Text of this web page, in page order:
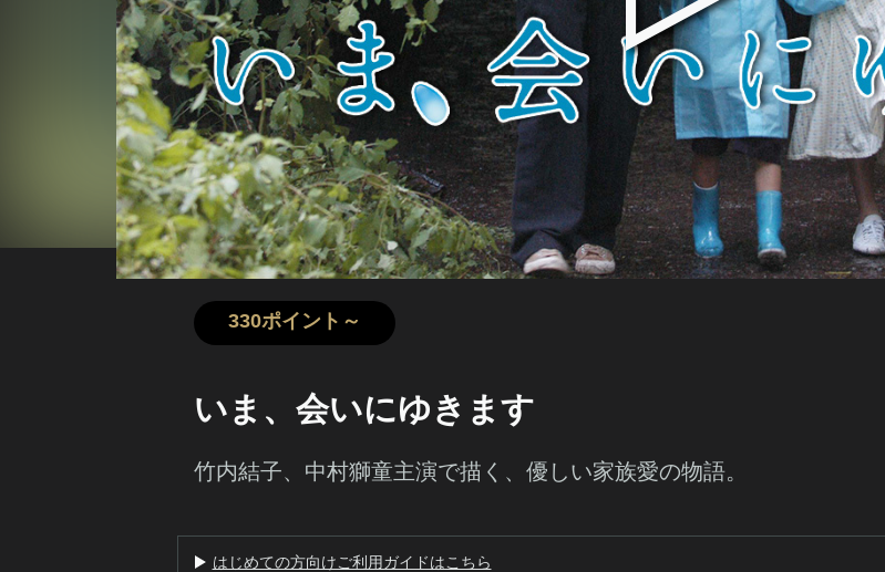
330ポイント～
いま、会いにゆきます
竹内結子、中村獅童主演で描く、優しい家族愛の物語。
はじめての方向けご利用ガイドはこちら